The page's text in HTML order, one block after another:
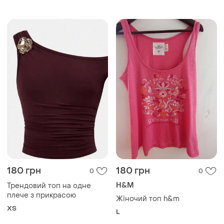
180 грн 0
Трендовий топ на одне
плече з прикрасою
ХS
180 грн 0
H&M
Жіночий топ h&m
L